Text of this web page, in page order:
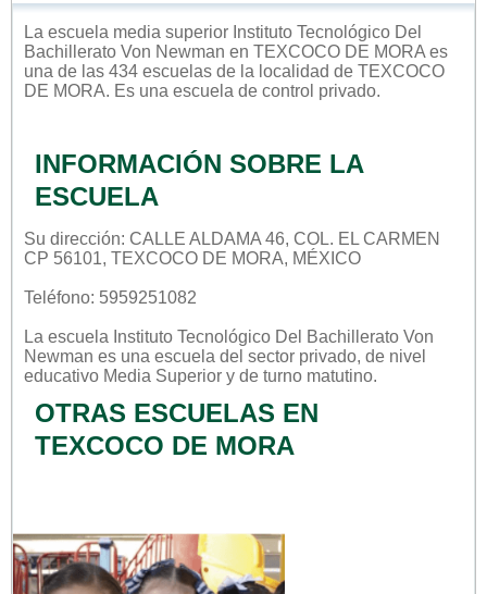
La escuela media superior Instituto Tecnológico Del
Bachillerato Von Newman en TEXCOCO DE MORA es
una de las 434 escuelas de la localidad de TEXCOCO
DE MORA. Es una escuela de control privado.
INFORMACIÓN SOBRE LA
ESCUELA
Su dirección: CALLE ALDAMA 46, COL. EL CARMEN
CP 56101, TEXCOCO DE MORA, MÉXICO
Teléfono: 5959251082
La escuela Instituto Tecnológico Del Bachillerato Von
Newman es una escuela del sector privado, de nivel
educativo Media Superior y de turno matutino.
OTRAS ESCUELAS EN
TEXCOCO DE MORA